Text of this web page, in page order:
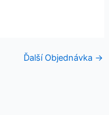
Ďalší Objednávka →